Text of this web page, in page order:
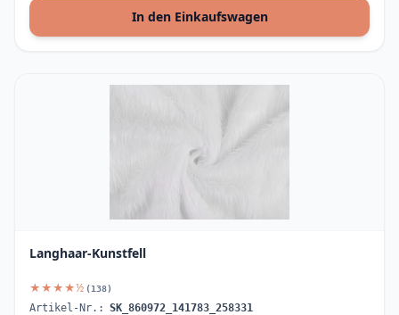
In den Einkaufswagen
Langhaar-Kunstfell
★★★★½ (138)
Artikel-Nr.: SK_860972_141783_258331